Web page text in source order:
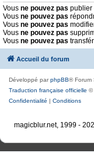
Vous ne pouvez pas publier
Vous ne pouvez pas
Vous ne pouvez pas
Vous ne pouvez pas
Vous ne pouvez pas
Accueil du forum
Développé parphpBB® Forum
Traduction française officielle ©
Confidentialité | Conditions
magicblur.net, 1999 -